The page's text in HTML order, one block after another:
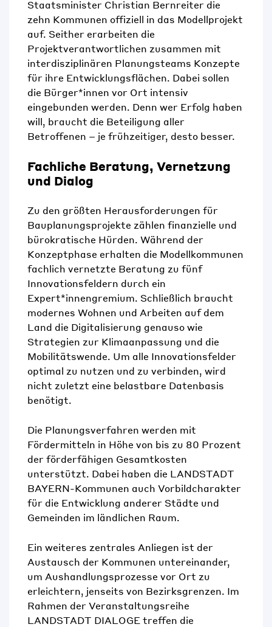
Staatsminister Christian Bernreiter die
zehn Kommunen offiziell in das Modellprojekt
auf. Seither erarbeiten die
Projektverantwortlichen zusammen mit
interdisziplinären Planungsteams Konzepte
für ihre Entwicklungsflächen. Dabei sollen
die Bürger*innen vor Ort intensiv
eingebunden werden. Denn wer Erfolg haben
will, braucht die Beteiligung aller
Betroffenen – je frühzeitiger, desto besser.
Fachliche Beratung, Vernetzung
und Dialog
Zu den größten Herausforderungen für
Bauplanungsprojekte zählen finanzielle und
bürokratische Hürden. Während der
Konzeptphase erhalten die Modellkommunen
fachlich vernetzte Beratung zu fünf
Innovationsfeldern durch ein
Expert*innengremium. Schließlich braucht
modernes Wohnen und Arbeiten auf dem
Land die Digitalisierung genauso wie
Strategien zur Klimaanpassung und die
Mobilitätswende. Um alle Innovationsfelder
optimal zu nutzen und zu verbinden, wird
nicht zuletzt eine belastbare Datenbasis
benötigt.
Die Planungsverfahren werden mit
Fördermitteln in Höhe von bis zu 80 Prozent
der förderfähigen Gesamtkosten
unterstützt. Dabei haben die LANDSTADT
BAYERN-Kommunen auch Vorbildcharakter
für die Entwicklung anderer Städte und
Gemeinden im ländlichen Raum.
Ein weiteres zentrales Anliegen ist der
Austausch der Kommunen untereinander,
um Aushandlungsprozesse vor Ort zu
erleichtern, jenseits von Bezirksgrenzen. Im
Rahmen der Veranstaltungsreihe
LANDSTADT DIALOGE treffen die